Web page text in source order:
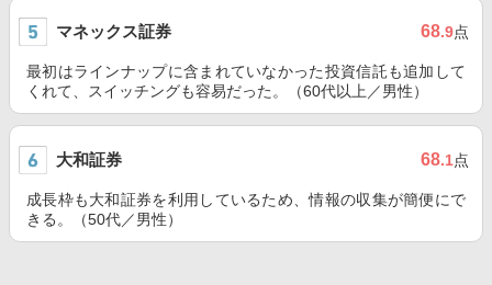
マネックス証券 68.9点
最初はラインナップに含まれていなかった投資信託も追加して
くれて、スイッチングも容易だった。（60代以上／男性）
大和証券 68.1点
成長枠も大和証券を利用しているため、情報の収集が簡便にで
きる。（50代／男性）